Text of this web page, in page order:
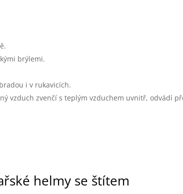
brýlemi.
i v rukavicích.
vzduch zvenčí s teplým vzduchem uvnitř, odvádí
helmy se štítem